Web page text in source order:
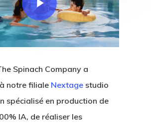
Spinach Company a
notre filiale Nextage studio
spécialisé en production de
IA, de réaliser les